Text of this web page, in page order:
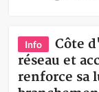
Info
Côte
réseau et
renforce sa